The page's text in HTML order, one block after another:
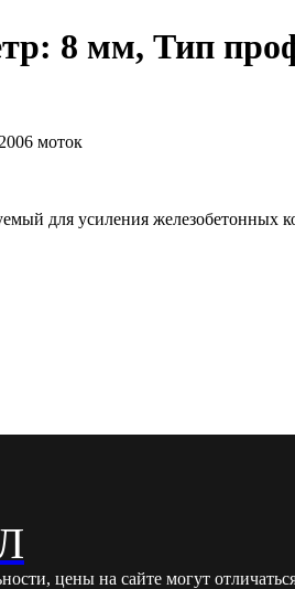
8 мм, Тип
моток
для усиления железобетонных
цены на сайте могут